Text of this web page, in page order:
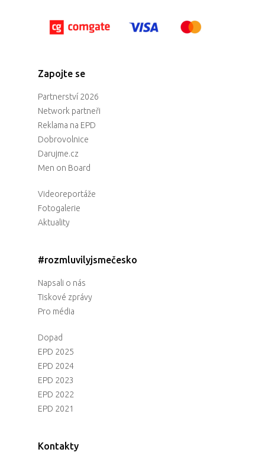
Zapojte se
Partnerství 2026
Network partneři
Reklama na EPD
Dobrovolnice
Darujme.cz
Men on Board
Videoreportáže
Fotogalerie
Aktuality
#rozmluvilyjsmečesko
Napsali o nás
Tiskové zprávy
Pro média
Dopad
EPD 2025
EPD 2024
EPD 2023
EPD 2022
EPD 2021
Kontakty